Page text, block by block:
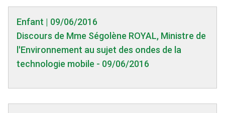
Enfant | 09/06/2016
Discours de Mme Ségolène ROYAL, Ministre de
l'Environnement au sujet des ondes de la
technologie mobile - 09/06/2016